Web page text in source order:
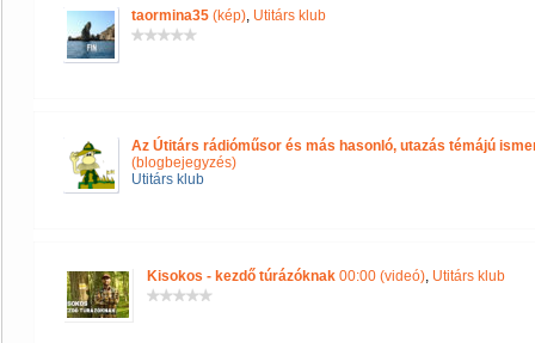
taormina35 (kép), Utitárs klub
Az Útitárs rádióműsor és más hasonló, utazás témájú
(blogbejegyzés)
Utitárs klub
Kisokos - kezdő túrázóknak 00:00 (videó), Utitárs klub